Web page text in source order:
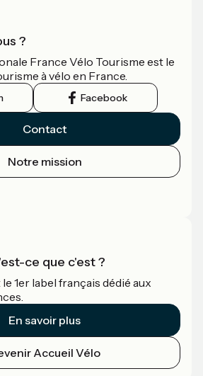
?
France Vélo Tourisme est le
à vélo en France.
Facebook
Contact
Notre mission
ce que c'est ?
le 1er label français dédié aux
En savoir plus
Accueil Vélo